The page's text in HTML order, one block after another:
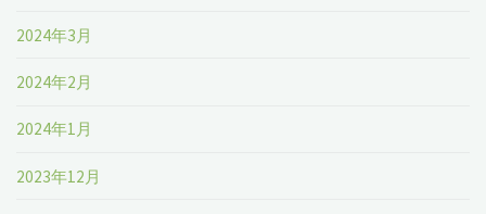
2024年3月
2024年2月
2024年1月
2023年12月